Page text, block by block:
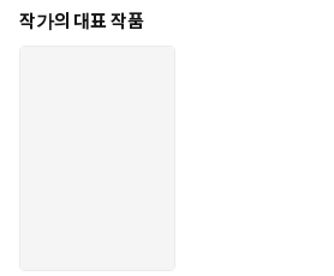
작가의 대표 작품